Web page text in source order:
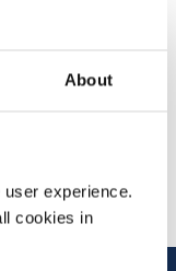
About
experience.
cookies in